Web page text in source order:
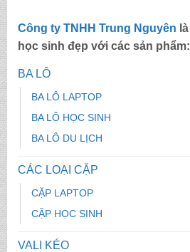
Công ty TNHH Trung Nguyên là
học sinh đẹp với các sản phẩm:
BA LÔ
BA LÔ LAPTOP
BA LÔ HỌC SINH
BA LÔ DU LỊCH
CÁC LOẠI CẶP
CẶP LAPTOP
CẶP HỌC SINH
VALI KÉO